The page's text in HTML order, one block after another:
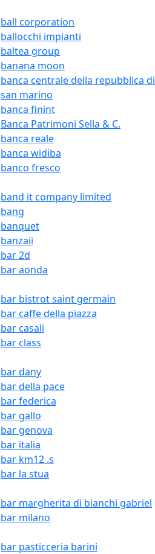
ball corporation
ballocchi impianti
baltea group
banana moon
banca centrale della repubblica di
san marino
banca finint
Banca Patrimoni Sella & C.
banca reale
banca widiba
banco fresco
band it company limited
bang
banquet
banzaii
bar 2d
bar aonda
bar bistrot saint germain
bar caffe della piazza
bar casali
bar class
bar dany
bar della pace
bar federica
bar gallo
bar genova
bar italia
bar km12 .s
bar la stua
bar margherita di bianchi gabriel
bar milano
bar pasticceria barini